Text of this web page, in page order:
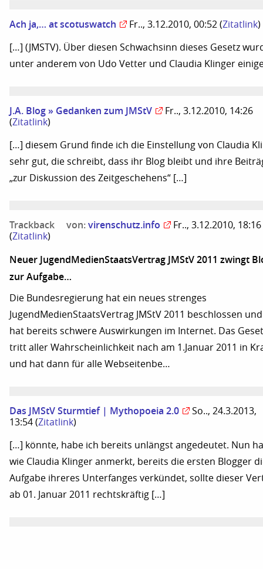
Ach ja,… at scotuswatch Fr.., 3.12.2010, 00:52 (Zitatlink)
[…] (JMSTV). Über diesen Schwachsinn dieses Gesetz
unter anderem von Udo Vetter und Claudia Klinger
J.A. Blog » Gedanken zum JMStV
Fr.., 3.12.2010, 14:26
(Zitatlink)
[…] diesem Grund finde ich die Einstellung von Claudia
sehr gut, die schreibt, dass ihr Blog bleibt und ihre
„zur Diskussion des Zeitgeschehens“ […]
Trackback von:virenschutz.info
Fr.., 3.12.2010, 18:16
(Zitatlink)
Neuer JugendMedienStaatsVertrag JMStV 2011 zwingt
zur Aufgabe…
Die Bundesregierung hat ein neues strenges
JugendMedienStaatsVertrag JMStV 2011 beschlossen
hat bereits schwere Auswirkungen im Internet. Das
tritt aller Wahrscheinlichkeit nach am 1.Januar 2011 in
und hat dann für alle Webseitenbe…
Das JMStV Sturmtief | Mythopoeia 2.0
So.., 24.3.2013,
13:54 (Zitatlink)
[…] könnte, habe ich bereits unlängst angedeutet. Nun
wie Claudia Klinger anmerkt, bereits die ersten Blogger
Aufgabe ihreres Unterfanges verkündet, sollte dieser
ab 01. Januar 2011 rechtskräftig […]